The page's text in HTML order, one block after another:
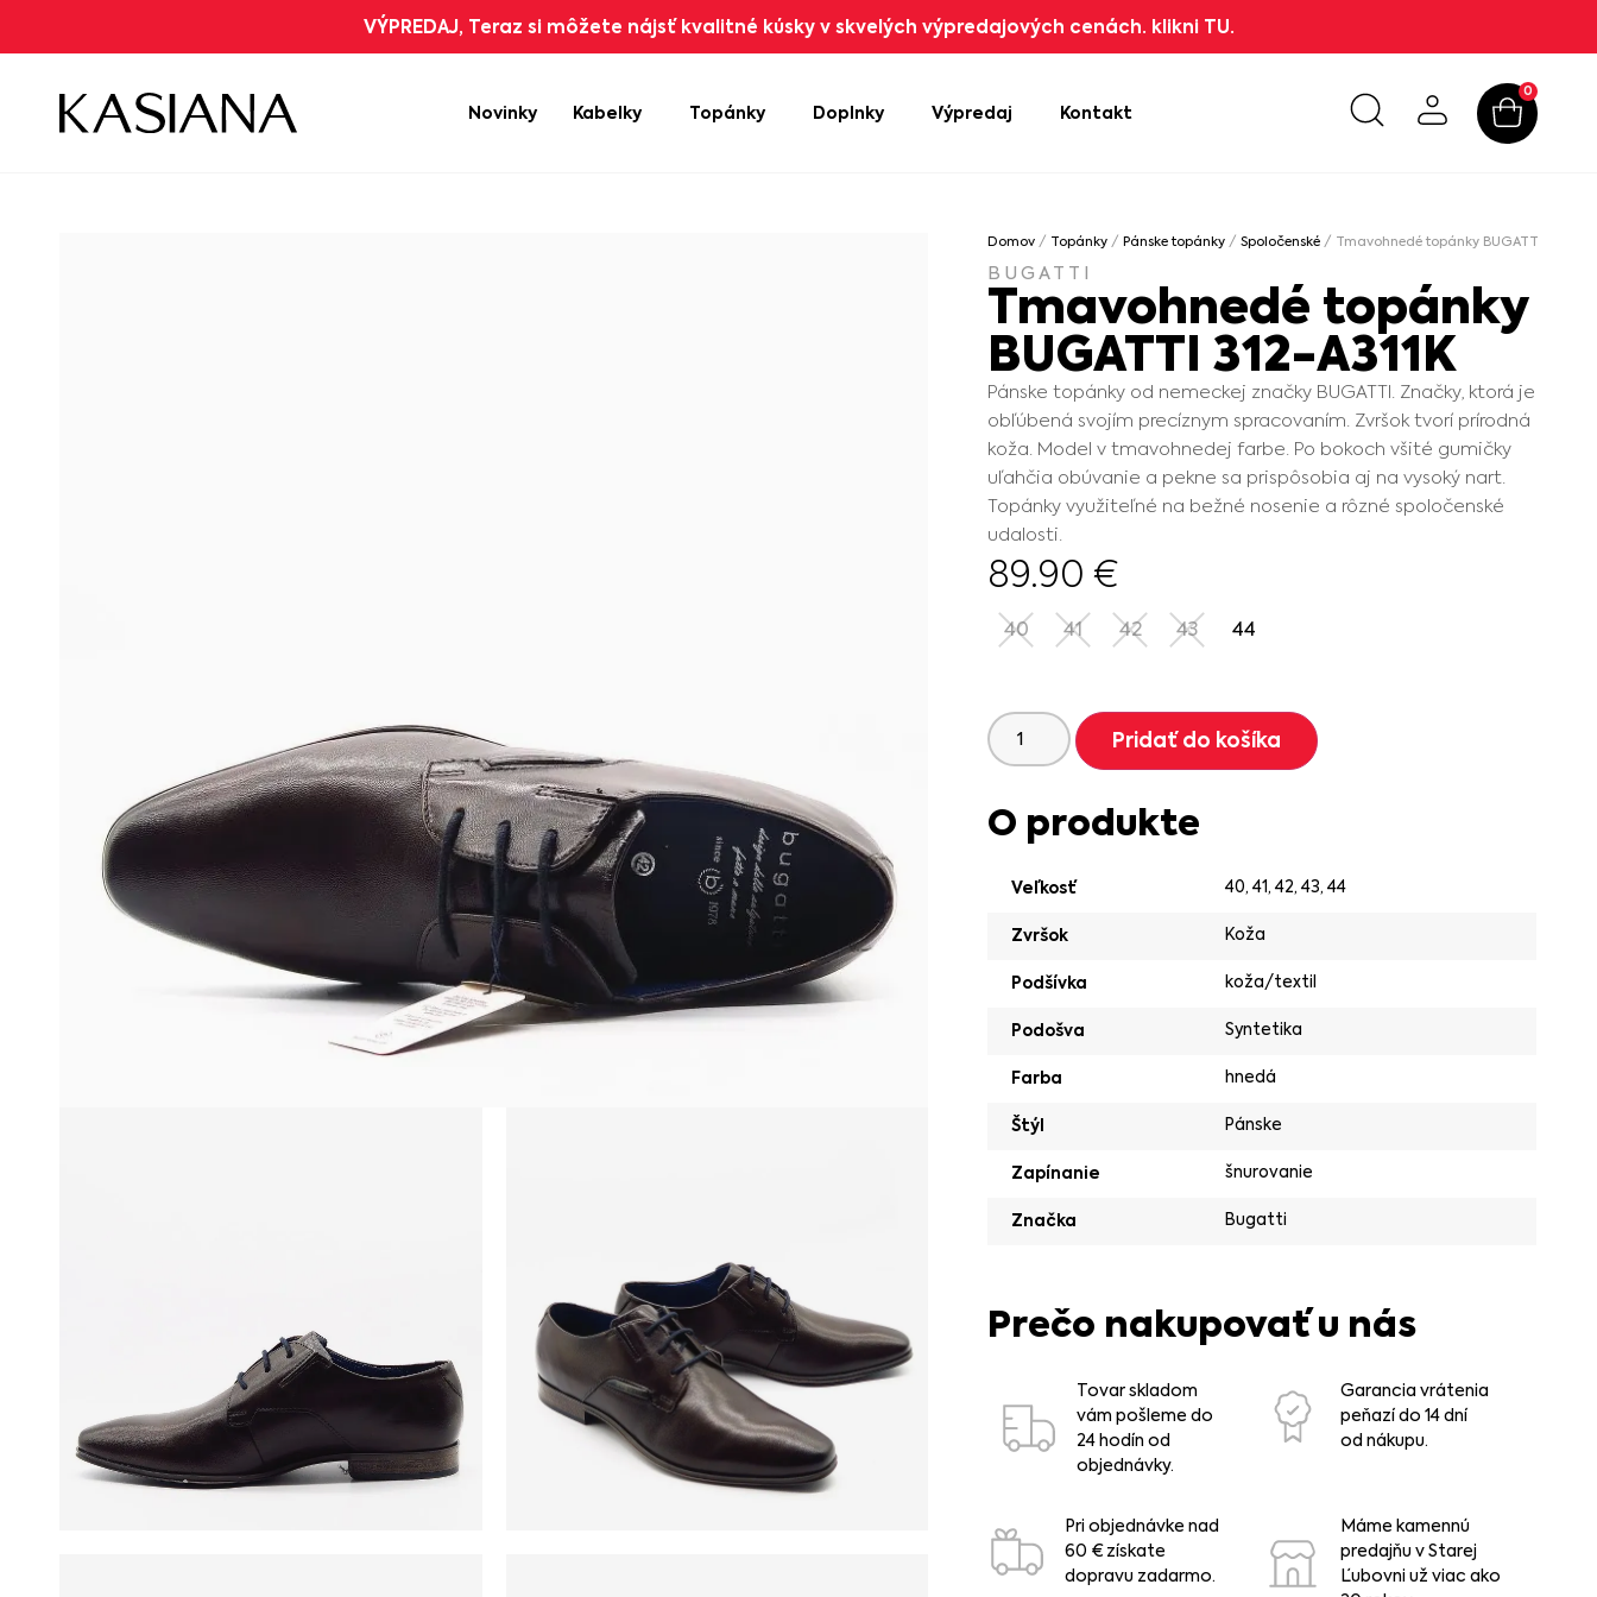
VÝPREDAJ, Teraz si môžete nájsť kvalitné kúsky v skvelých výpredajových cenách. klikni TU.
Novinky Kabelky Topánky Doplnky Výpredaj Kontakt
0
Domov / Topánky /Pánske topánky /Spoločenské / Tmavohnedé topánky BUGATTI 312-
BUGATTI
Tmavohnedé topánky
BUGATTI 312-A311K
Pánske topánky od nemeckej značky BUGATTI. Značky, ktorá je
obľúbená svojím precíznym spracovaním. Zvršok tvorí prírodná
koža. Model v tmavohnedej farbe. Po bokoch všité gumičky
uľahčia obúvanie a pekne sa prispôsobia aj na vysoký nart.
Topánky využiteľné na bežné nosenie a rôzné spoločenské
udalosti.
89.90€
40 41 42 43 44
Pridať do košíka
O produkte
Veľkosť 40,41,42,43,44
Zvršok Koža
Podšívka koža/textil
Podošva Syntetika
Farba hnedá
Štýl Pánske
Zapínanie šnurovanie
Značka Bugatti
Prečo nakupovať u nás
Tovar skladom
vám pošleme do
24 hodín od
objednávky.
Garancia vrátenia
peňazí do 14 dní
od nákupu.
Pri objednávke nad
60 € získate
dopravu zadarmo.
Máme kamennú
predajňu v Starej
Ľubovni už viac ako